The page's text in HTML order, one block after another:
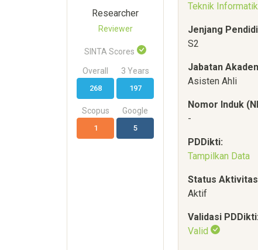
Researcher
Reviewer
SINTA Scores
Overall
268
3 Years
197
Scopus
1
Google
5
Teknik
Jenjang
S2
Jabatan
Asisten Ahli
Nomor Induk
-
PDDikti:
Tampilkan Data
Status
Aktif
Validasi PDDikti:
Valid